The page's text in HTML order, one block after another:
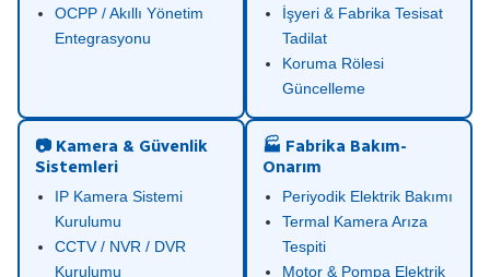
OCPP / Akıllı Yönetim
Entegrasyonu
İşyeri & Fabrika Tesisat
Tadilat
Koruma Rölesi
Güncelleme
📷 Kamera & Güvenlik
Sistemleri
IP Kamera Sistemi
Kurulumu
CCTV / NVR / DVR
Kurulumu
🏭 Fabrika Bakım-
Onarım
Periyodik Elektrik Bakımı
Termal Kamera Arıza
Tespiti
Motor & Pompa Elektrik